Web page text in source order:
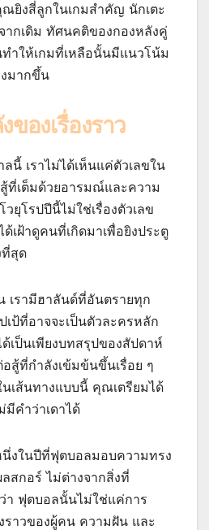
ยิงสี่ลูกในเกมสำคัญ นักเตะ
กเดิม ทัศนคติของกองหลังคู่
ำให้เกมที่เหลือนั้นมีแนวโน้ม
งมากขึ้น
องเรื่องราว
นี้ เราไม่ได้เห็นแค่ตัวเลขใน
ที่เต็มด้วยอารมณ์และความ
ยุโรปปีนี้ไม่ใช่เรื่องตัวเลข
ด้เฝ้าดูคนที่เกิดมาเพื่อยิงประตู
ที่สุด
เรามีฮาลันด์ที่อันตรายทุก
เป้ที่อาจจะเป็นตัวละครหลัก
เป็นเพียงบทสรุปของสัปดาห์
สู้ที่กำลังเข้มข้นขึ้นเรื่อย ๆ
นเส้นทางแบบนี้ คุณเตรียมได้
มีคำว่าเดาได้
งในปีที่ฟุตบอลมอบความทรง
สกอร์ ไม่ต่างจากสิ่งที่
ว่า ฟุตบอลนั้นไม่ใช่แค่การ
าวของผู้คน ความฝัน และ